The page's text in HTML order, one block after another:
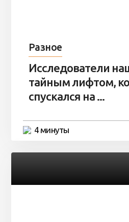
Разное
Исследователи
тайным лифтом,
спускался на ...
4 минуты